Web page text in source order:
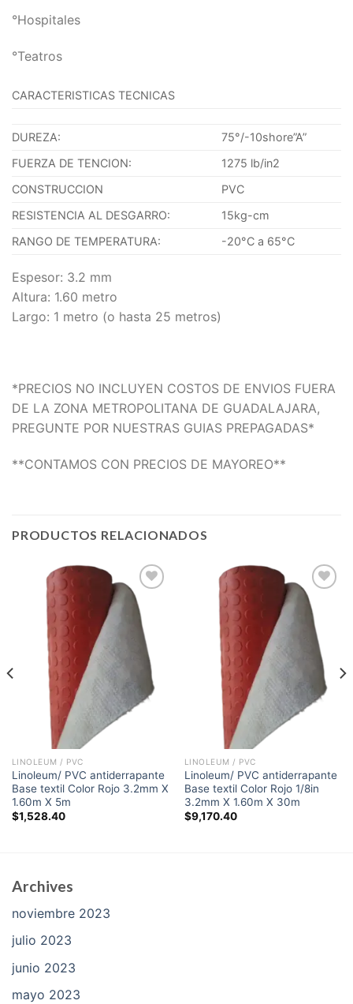
°Hospitales
°Teatros
CARACTERISTICAS TECNICAS
DUREZA:
75°/-10shore”A”
FUERZA DE TENCION:
1275 lb/in2
CONSTRUCCION
PVC
RESISTENCIA AL DESGARRO:
15kg-cm
RANGO DE TEMPERATURA:
-20°C a 65°C
Espesor: 3.2 mm
Altura: 1.60 metro
Largo: 1 metro (o hasta 25 metros)
*PRECIOS NO INCLUYEN COSTOS DE ENVIOS FUERA
DE LA ZONA METROPOLITANA DE GUADALAJARA,
PREGUNTE POR NUESTRAS GUIAS PREPAGADAS*
**CONTAMOS CON PRECIOS DE MAYOREO**
PRODUCTOS RELACIONADOS
Add to
wishlist
LINOLEUM / PVC
Linoleum/ PVC antiderrapante
Base textil Color Rojo 3.2mm X
1.60m X 5m
$1,528.40
Add to
wishlist
LINOLEUM / PVC
Linoleum/ PVC antiderrapante
Base textil Color Rojo 1/8in
3.2mm X 1.60m X 30m
$9,170.40
Archives
noviembre 2023
julio 2023
junio 2023
mayo 2023